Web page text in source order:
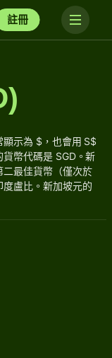
註冊
顯示為 $，也會用 S$
幣代碼是 SGD。新
最佳貨幣（僅次於
盧比。新加坡元的